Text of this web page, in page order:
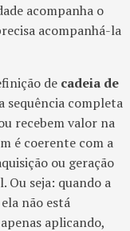
acompanha o
acompanhá-la
de cadeia de
sequência completa
recebem valor na
é coerente com a
ou geração
Ou seja: quando a
não está
aplicando,